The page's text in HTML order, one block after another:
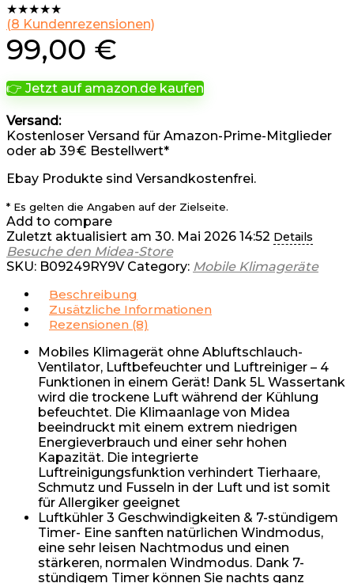
★★★★★
(8 Kundenrezensionen)
99,00 €
👉 Jetzt auf amazon.de kaufen
Versand:
Kostenloser Versand für Amazon-Prime-Mitglieder
oder ab 39 € Bestellwert*
Ebay Produkte sind Versandkostenfrei.
* Es gelten die Angaben auf der Zielseite.
Add to compare
Zuletzt aktualisiert am 30. Mai 2026 14:52 Details
Besuche den Midea-Store
SKU: B09249RY9V Category: Mobile Klimageräte
Beschreibung
Zusätzliche Informationen
Rezensionen (8)
Mobiles Klimagerät ohne Abluftschlauch-
Ventilator, Luftbefeuchter und Luftreiniger – 4
Funktionen in einem Gerät! Dank 5L Wassertank
wird die trockene Luft während der Kühlung
befeuchtet. Die Klimaanlage von Midea
beeindruckt mit einem extrem niedrigen
Energieverbrauch und einer sehr hohen
Kapazität. Die integrierte
Luftreinigungsfunktion verhindert Tierhaare,
Schmutz und Fusseln in der Luft und ist somit
für Allergiker geeignet
Luftkühler 3 Geschwindigkeiten & 7-stündigem
Timer- Eine sanften natürlichen Windmodus,
eine sehr leisen Nachtmodus und einen
stärkeren, normalen Windmodus. Dank 7-
stündigem Timer können Sie nachts ganz